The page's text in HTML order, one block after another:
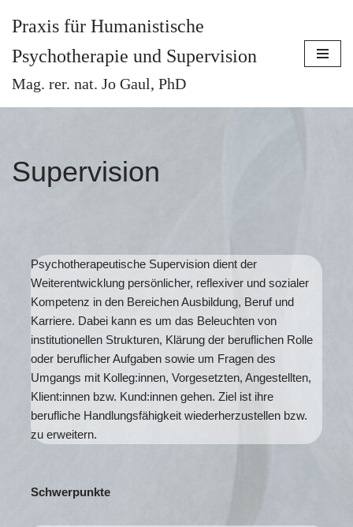
Inhalt
springen
Praxis für Humanistische
Psychotherapie und Supervision
Mag. rer. nat. Jo Gaul, PhD
Supervision
Psychotherapeutische Supervision dient der
Weiterentwicklung persönlicher, reflexiver und sozialer
Kompetenz in den Bereichen Ausbildung, Beruf und
Karriere. Dabei kann es um das Beleuchten von
institutionellen Strukturen, Klärung der beruflichen Rolle
oder beruflicher Aufgaben sowie um Fragen des
Umgangs mit Kolleg:innen, Vorgesetzten, Angestellten,
Klient:innen bzw. Kund:innen gehen. Ziel ist ihre
berufliche Handlungsfähigkeit wiederherzustellen bzw.
zu erweitern.
Schwerpunkte